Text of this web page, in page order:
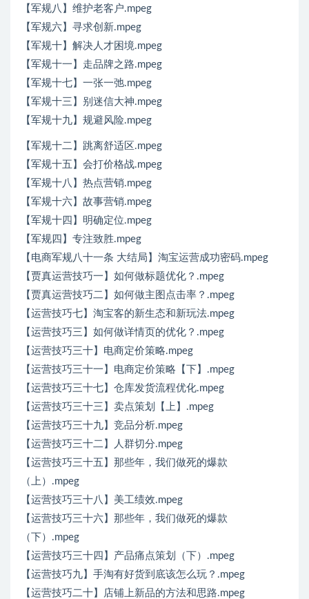
【军规八】维护老客户.mpeg
【军规六】寻求创新.mpeg
【军规十】解决人才困境.mpeg
【军规十一】走品牌之路.mpeg
【军规十七】一张一弛.mpeg
【军规十三】别迷信大神.mpeg
【军规十九】规避风险.mpeg
【军规十二】跳离舒适区.mpeg
【军规十五】会打价格战.mpeg
【军规十八】热点营销.mpeg
【军规十六】故事营销.mpeg
【军规十四】明确定位.mpeg
【军规四】专注致胜.mpeg
【电商军规八十一条 大结局】淘宝运营成功密码.mpeg
【贾真运营技巧一】如何做标题优化？.mpeg
【贾真运营技巧二】如何做主图点击率？.mpeg
【运营技巧七】淘宝客的新生态和新玩法.mpeg
【运营技巧三】如何做详情页的优化？.mpeg
【运营技巧三十】电商定价策略.mpeg
【运营技巧三十一】电商定价策略【下】.mpeg
【运营技巧三十七】仓库发货流程优化.mpeg
【运营技巧三十三】卖点策划【上】.mpeg
【运营技巧三十九】竞品分析.mpeg
【运营技巧三十二】人群切分.mpeg
【运营技巧三十五】那些年，我们做死的爆款
（上）.mpeg
【运营技巧三十八】美工绩效.mpeg
【运营技巧三十六】那些年，我们做死的爆款
（下）.mpeg
【运营技巧三十四】产品痛点策划（下）.mpeg
【运营技巧九】手淘有好货到底该怎么玩？.mpeg
【运营技巧二十】店铺上新品的方法和思路.mpeg